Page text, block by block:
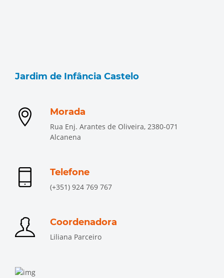
Jardim de Infância Castelo
Morada
Rua Enj. Arantes de Oliveira, 2380-071
Alcanena
Telefone
(+351) 924 769 767
Coordenadora
Liliana Parceiro